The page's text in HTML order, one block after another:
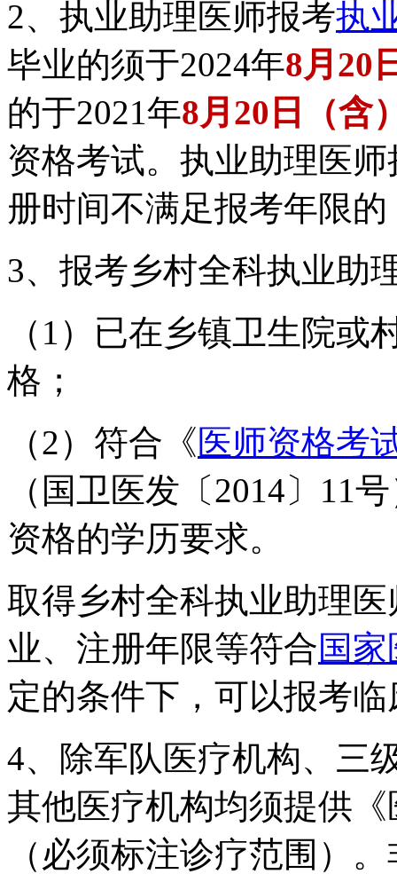
2、 执业助理医师报考执
毕业的须于2024年8月20
的于2021年8月20日（含
资格考试。执业助理医
册时间不满足报考年限的
3、报考乡村全科执业助
（1） 已在乡镇卫生院或
格；
（2） 符合《医师资格考
（国卫医发〔2014〕 11
资格的学历要求。
取得乡村全科执业助理
业、注册年限等符合国
定的条件下，可以报考
4、除军队医疗机构、三
其他医疗机构均须提供
（必须标注诊疗范围）